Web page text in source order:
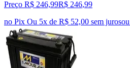
Preço R$ 246,99R$ 246,99
no Pix Ou 5x de R$ 52,00 sem jurosou